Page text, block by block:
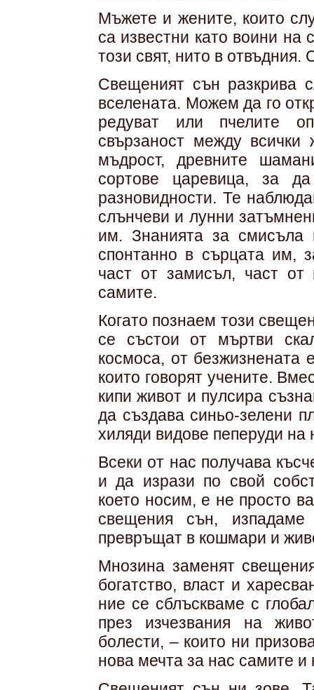
Мъжете и жените, които
са известни като воини на
този свят, нито в
Свещеният сън разкрива
вселената. Можем да го
редуват или пчелите
свързаност между
мъдрост, древните
сортове царевица, за
разновидности. Те
слънчеви и лунни
им. Знанията за смисъла
спонтанно в сърцата им,
част от замисъл, част от
самите.
Когато познаем този
се състои от мъртви
космоса, от безжизнената
които говорят учените.
кипи живот и пулсира
да създава синьо-зелени
хиляди видове пеперуди
Всеки от нас получава
и да изрази по свой
което носим, е не просто
свещения сън,
превръщат в кошмари и
Мнозина заменят
богатство, власт и
ние се сблъскваме с
през изчезвания на
болести, – които ни
нова мечта за нас самите и